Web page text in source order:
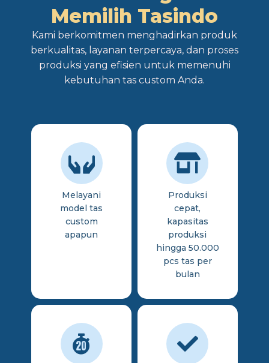
Memilih Tasindo
Kami berkomitmen menghadirkan produk
berkualitas, layanan terpercaya, dan proses
produksi yang efisien untuk memenuhi
kebutuhan tas custom Anda.
Melayani
model tas
custom
apapun
Produksi
cepat,
kapasitas
produksi
hingga 50.000
pcs tas per
bulan